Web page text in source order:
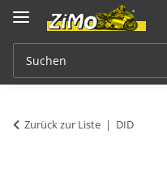
Zurück zur Liste DID